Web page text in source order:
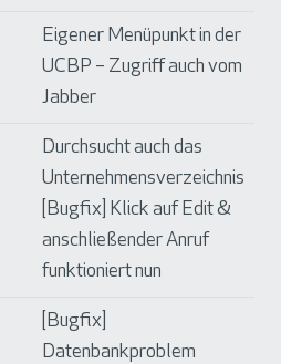
Eigener Menüpunkt in der
UCBP – Zugriff auch vom
Jabber
Durchsucht auch das
Unternehmensverzeichnis
[Bugfix] Klick auf Edit &
anschließender Anruf
funktioniert nun
[Bugfix]
Datenbankproblem